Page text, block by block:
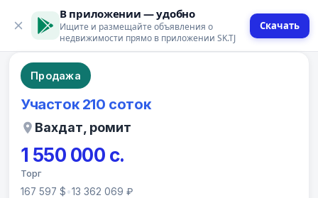
В приложении — удобно
Ищите и размещайте объявления о
недвижимости прямо в приложении SK.TJ
Скачать
5 фото
Продажа
Участок 210 соток
Вахдат, ромит
1 550 000 с.
Торг
167 597 $•13 362 069 ₽